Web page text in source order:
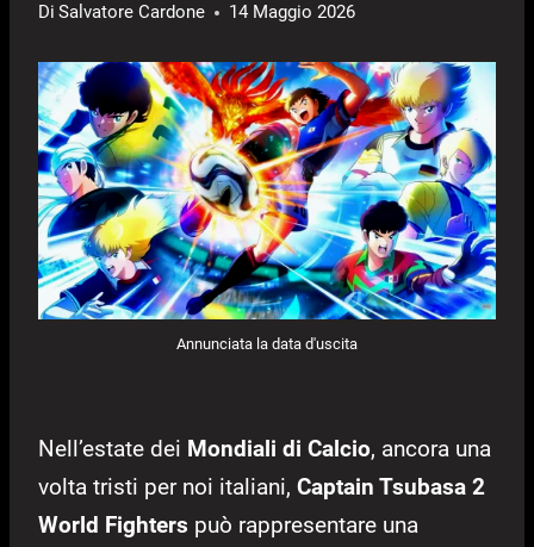
Di Salvatore Cardone 14 Maggio 2026
Annunciata la data d'uscita
Nell’estate dei Mondiali di Calcio, ancora una
volta tristi per noi italiani, Captain Tsubasa 2
World Fighters può rappresentare una